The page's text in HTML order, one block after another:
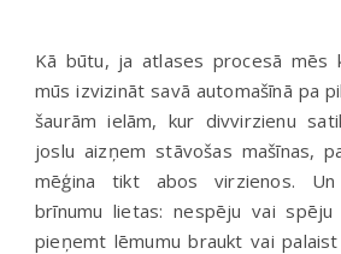
Kā būtu, ja atlases procesā mēs
mūs izvizināt savā automašīnā pa
šaurām ielām, kur divvirzienu
joslu aizņem stāvošas mašīnas,
mēģina tikt abos virzienos.
brīnumu lietas: nespēju vai
pieņemt lēmumu braukt vai